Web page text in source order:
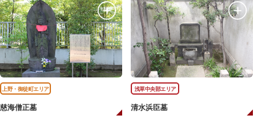
上野・御徒町エリア
慈海僧正墓
浅草中央部エリア
清水浜臣墓